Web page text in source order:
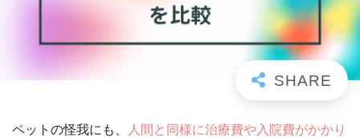
ペットの怪我にも、
人間と同様に治療費や入院費がかかり